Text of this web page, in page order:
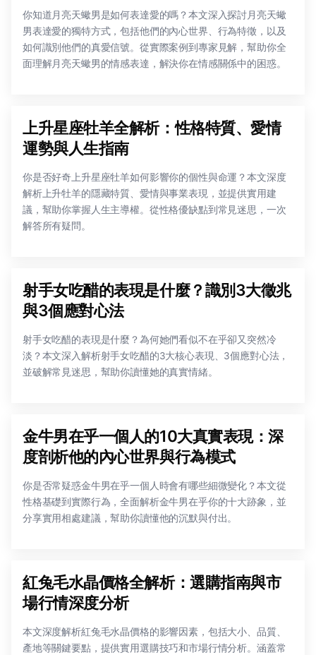
你知道月亮天蠍男是如何表達愛的嗎？本文深入探討月亮天蠍
男表達愛的獨特方式，包括他們的內心世界、行為特徵，以及
如何識別他們的真愛信號。從實際案例到專家見解，幫助你全
面理解月亮天蠍男的情感表達，解決你在情感關係中的困惑。
上升星座牡羊全解析：性格特質、愛情
運勢與人生指南
你是否好奇上升星座牡羊如何影響你的個性與命運？本文深度
解析上升牡羊的隱藏特質、愛情與事業表現，並提供實用建
議，幫助你掌握人生主導權。從性格優缺點到常見迷思，一次
解答所有疑問。
射手女吃醋的表現是什麼？識別3大徵兆
與3個應對心法
射手女吃醋的表現是什麼？為何她們看似不在乎卻又突然冷
淡？本文深入解析射手女吃醋的3大核心表現、3個應對心法，
並破解常見迷思，幫助你讀懂她的真實情緒。
金牛男在乎一個人的10大真實表現：深
度剖析他的內心世界與行為模式
你是否常疑惑金牛男在乎一個人時會有哪些細微變化？本文從
性格基礎到實際行為，全面解析金牛男在乎你的十大跡象，並
分享實用相處建議，幫助你讀懂他的沉默與付出。
紅兔毛水晶價格全解析：選購指南與市
場行情深度分析
本文深度解析紅兔毛水晶價格的影響因素，包括大小、品質、
產地等關鍵要點，提供實用選購技巧和市場行情分析。涵蓋常